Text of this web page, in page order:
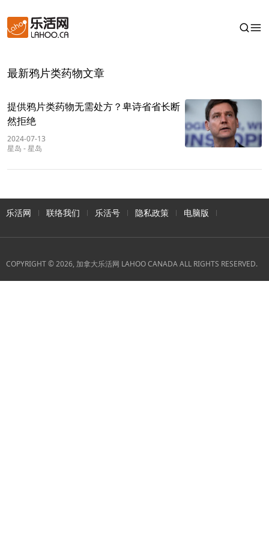
最新鸦片类药物文章
提供鸦片类药物无需处方？卑诗省省长断
然拒绝
2024-07-13
星岛 -星岛
乐活网 联络我们 乐活号 隐私政策 电脑版
COPYRIGHT © 2026, 加拿大乐活网 LAHOO CANADA ALL RIGHTS RESERVED.